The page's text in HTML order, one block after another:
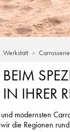
Werkstatt
IHRER
modernsten
die Regionen